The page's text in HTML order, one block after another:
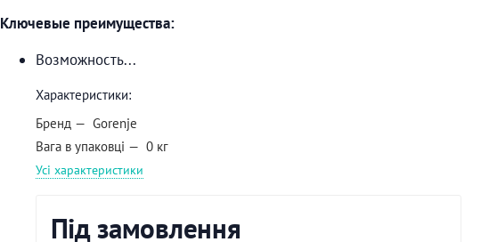
Ключевые преимущества:
Возможность...
Характеристики:
Бренд
Gorenje
Вага в упаковці
0 кг
Усі характеристики
Під замовлення